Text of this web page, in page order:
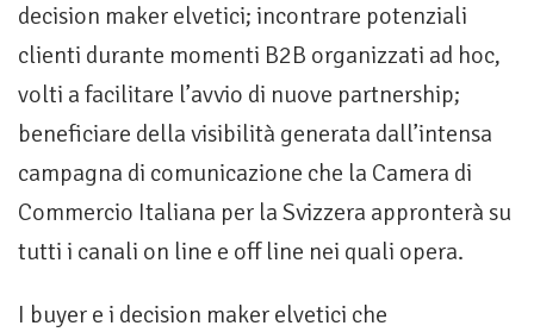
decision maker elvetici; incontrare potenziali
clienti durante momenti B2B organizzati ad hoc,
volti a facilitare l’avvio di nuove partnership;
beneficiare della visibilità generata dall’intensa
campagna di comunicazione che la Camera di
Commercio Italiana per la Svizzera appronterà su
tutti i canali on line e off line nei quali opera.
I buyer e i decision maker elvetici che